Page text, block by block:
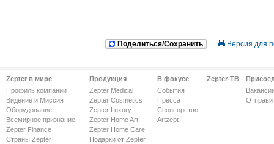
Поделиться/Сохранить Версия для
Zepter в мире
Профиль компании
Видение и Миссия
Оборудование
Всемирное признание
Zepter Finance
Страны Zepter
Продукция
Zepter Medical
Zepter Cosmetics
Zepter Luxury
Zepter Home Art
Zepter Home Care
Подарки от Zepter
В фокусе
События
Пресса
Спонсорство
Artzept
Zepter-ТВ